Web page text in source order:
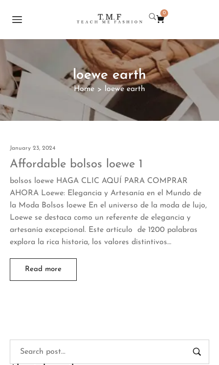
0
loewe earth
Home > loewe earth
January 23, 2024
Affordable bolsos loewe 1
bolsos loewe HAGA CLIC AQUÍ PARA COMPRAR
AHORA Loewe: Elegancia y Artesanía en el Mundo de
la Moda Bolsos loewe En el universo de la moda de lujo,
Loewe se destaca como un referente de elegancia y
artesanía excepcional. Este artículo de 1200 palabras
explora la rica historia, los valores distintivos…
Read more